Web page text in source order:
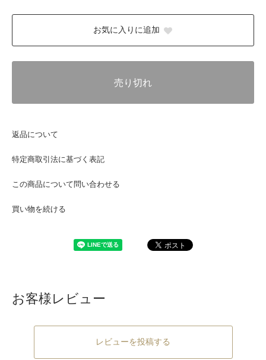
お気に入りに追加
売り切れ
返品について
特定商取引法に基づく表記
この商品について問い合わせる
買い物を続ける
お客様レビュー
レビューを投稿する